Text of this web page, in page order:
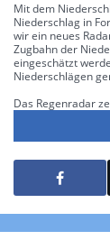
Mit dem
Niederschlag in
wir ein neues
Zugbahn der
eingeschätzt
Niederschlägen
Das Regenradar
die
jeweils auf die
Schneefall. Die 6
symbolisieren
Intensität bis 8.1
starke
auftreten.